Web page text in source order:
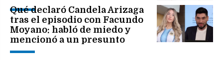
Qué declaró Candela Arizaga
tras el episodio con Facundo
Moyano: habló de miedo y
mencionó a un presunto
dealer